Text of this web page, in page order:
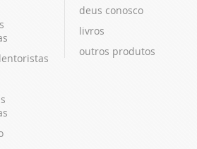
deus conosco
livros
outros produtos